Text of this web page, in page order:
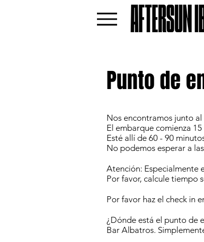
Punto de
Nos encontramos junto al
El embarque comienza
Esté allí de 60 - 90
No podemos esperar a
Atención: Especialmente
Por favor, calcule tiempo
Por favor haz el check in
¿Dónde está el punto de
Bar Albatros.